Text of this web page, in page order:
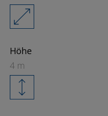
Höhe
4 m